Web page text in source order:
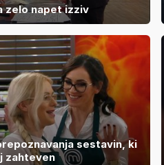
zelo napet izziv
sestavin, ki
zahteven